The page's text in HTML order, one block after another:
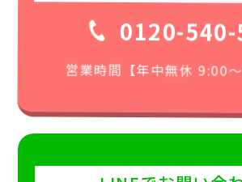
0120-
営業時間【年中無休 9:00